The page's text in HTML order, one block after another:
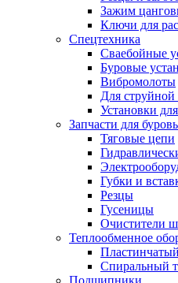
Зажим
Ключи для
Спецтехника
Сваебойные
Буровые
Вибромолоты
Для
Установки
Запчасти для
Тяговые цепи
Губки и
Резцы
Гусеницы
Очистители
Теплообменное
Спиральный
Подшипники